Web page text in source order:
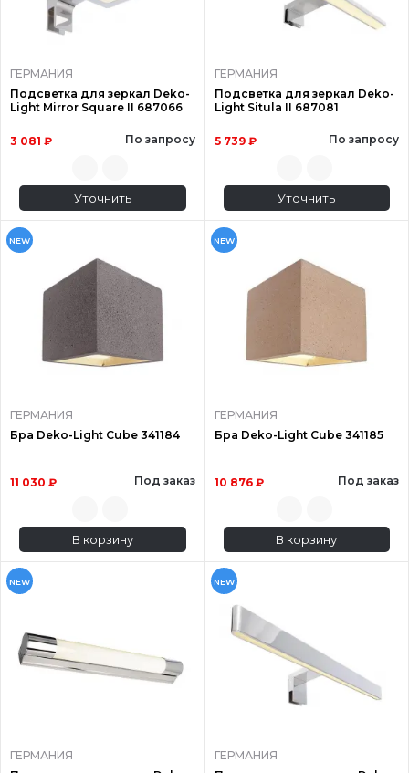
ГЕРМАНИЯ
Подсветка для зеркал Deko-
Light Mirror Square II 687066
3 081 ₽ По запросу
Уточнить
ГЕРМАНИЯ
Подсветка для зеркал Deko-
Light Situla II 687081
5 739 ₽ По запросу
Уточнить
NEW
ГЕРМАНИЯ
Бра Deko-Light Cube 341184
11 030 ₽ Под заказ
В корзину
NEW
ГЕРМАНИЯ
Бра Deko-Light Cube 341185
10 876 ₽ Под заказ
В корзину
NEW
ГЕРМАНИЯ
NEW
ГЕРМАНИЯ